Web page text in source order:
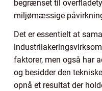
begrænset til
miljømæssige
Det er essentielt at
faktorer, men også har
og besidder den
opnå et resultat der